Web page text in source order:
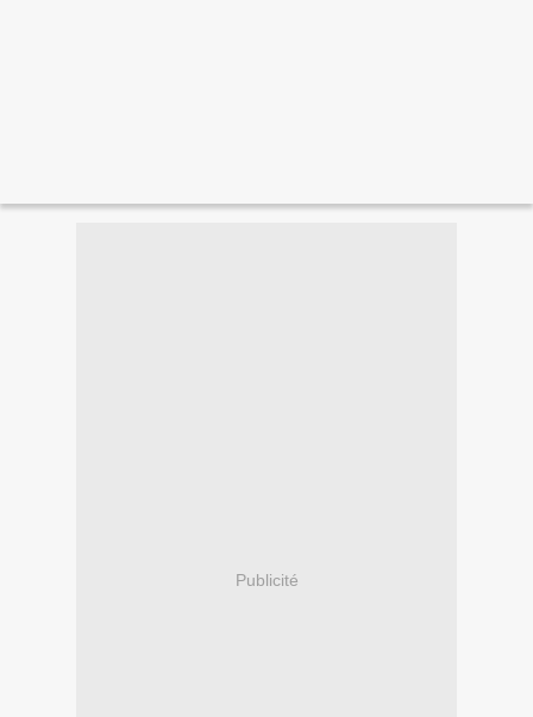
Publicité